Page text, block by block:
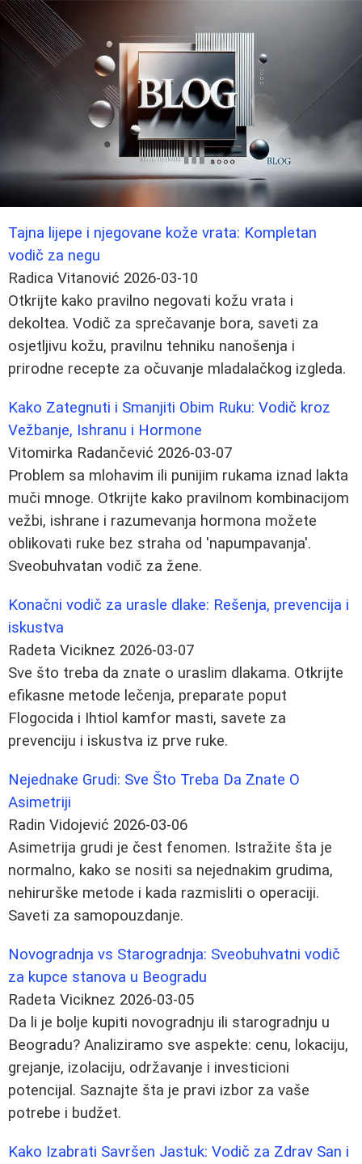
Tajna lijepe i njegovane kože vrata: Kompletan
vodič za negu
Radica Vitanović 2026-03-10
Otkrijte kako pravilno negovati kožu vrata i
dekoltea. Vodič za sprečavanje bora, saveti za
osjetljivu kožu, pravilnu tehniku nanošenja i
prirodne recepte za očuvanje mladalačkog izgleda.
Kako Zategnuti i Smanjiti Obim Ruku: Vodič kroz
Vežbanje, Ishranu i Hormone
Vitomirka Radančević 2026-03-07
Problem sa mlohavim ili punijim rukama iznad lakta
muči mnoge. Otkrijte kako pravilnom kombinacijom
vežbi, ishrane i razumevanja hormona možete
oblikovati ruke bez straha od 'napumpavanja'.
Sveobuhvatan vodič za žene.
Konačni vodič za urasle dlake: Rešenja, prevencija i
iskustva
Radeta Viciknez 2026-03-07
Sve što treba da znate o uraslim dlakama. Otkrijte
efikasne metode lečenja, preparate poput
Flogocida i Ihtiol kamfor masti, savete za
prevenciju i iskustva iz prve ruke.
Nejednake Grudi: Sve Što Treba Da Znate O
Asimetriji
Radin Vidojević 2026-03-06
Asimetrija grudi je čest fenomen. Istražite šta je
normalno, kako se nositi sa nejednakim grudima,
nehirurške metode i kada razmisliti o operaciji.
Saveti za samopouzdanje.
Novogradnja vs Starogradnja: Sveobuhvatni vodič
za kupce stanova u Beogradu
Radeta Viciknez 2026-03-05
Da li je bolje kupiti novogradnju ili starogradnju u
Beogradu? Analiziramo sve aspekte: cenu, lokaciju,
grejanje, izolaciju, održavanje i investicioni
potencijal. Saznajte šta je pravi izbor za vaše
potrebe i budžet.
Kako Izabrati Savršen Jastuk: Vodič za Zdrav San i